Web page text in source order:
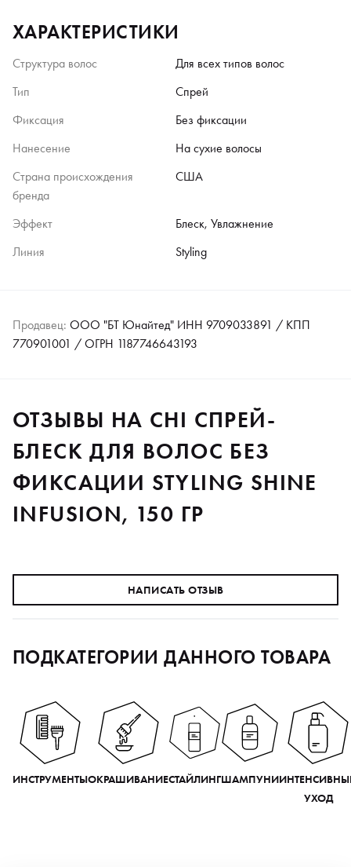
ХАРАКТЕРИСТИКИ
Структура волос
Для всех типов волос
Тип
Спрей
Фиксация
Без фиксации
Нанесение
На сухие волосы
Страна происхождения
бренда
США
Эффект
Блеск, Увлажнение
Линия
Styling
Продавец: ООО "БТ Юнайтед" ИНН 9709033891 / КПП
770901001 / ОГРН 1187746643193
ОТЗЫВЫ НА CHI СПРЕЙ-
БЛЕСК ДЛЯ ВОЛОС БЕЗ
ФИКСАЦИИ STYLING SHINE
INFUSION, 150 ГР
НАПИСАТЬ ОТЗЫВ
ПОДКАТЕГОРИИ ДАННОГО ТОВАРА
ИНСТРУМЕНТЫОКРАШИВАНИЕСТАЙЛИНГШАМПУНИ
УХОД